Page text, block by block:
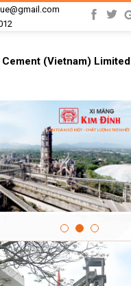
Cement (Vietnam) Limited
AN TOÀN SỐ MỘT - CHẤT LƯỢNG TRÊN HẾT